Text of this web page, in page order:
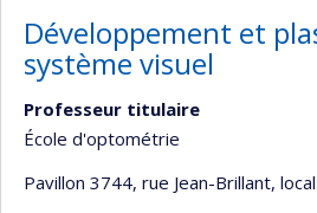
Développement et
système visuel
Professeur titulaire
École d'optométrie
Pavillon 3744, rue Jean-Brillant,